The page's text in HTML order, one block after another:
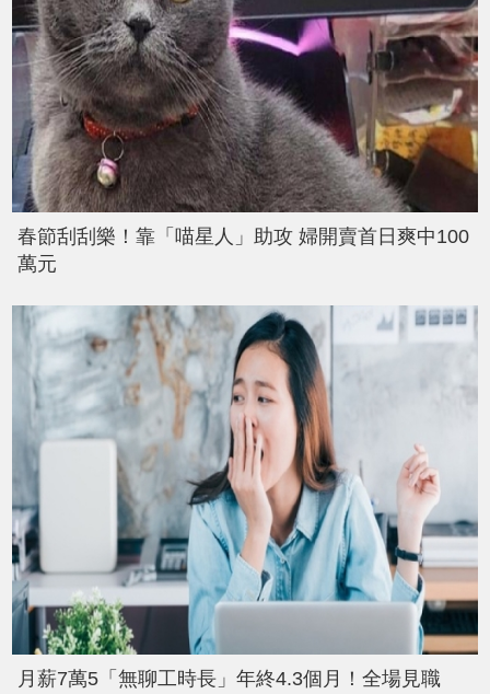
春節刮刮樂！靠「喵星人」助攻 婦開賣首日爽中100
萬元
月薪7萬5「無聊工時長」年終4.3個月！全場見職